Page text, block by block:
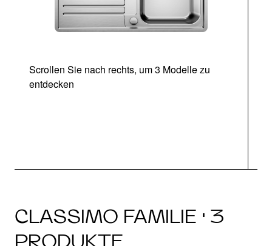
Scrollen Sie nach rechts, um 3 Modelle zu
entdecken
CLASSIMO FAMILIE · 3
PRODUKTE